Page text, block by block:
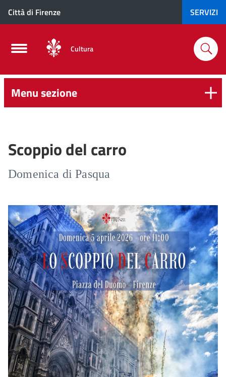
Città di Firenze SERVIZI
Cultura
Menu sezione
Scoppio del carro
Domenica di Pasqua